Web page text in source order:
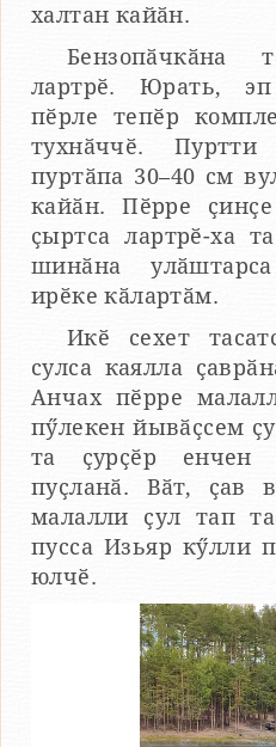
халтан кайӑн.
Бензопӑчкӑна
лартрӗ. Юрать,
пӗрле тепӗр
тухнӑччӗ.
пуртӑпа 30–40 см
кайӑн. Пӗрре
ҫыртса лартрӗ-ха
шинӑна
ирӗке кӑлартӑм.
Икӗ сехет
сулса каялла
Анчах пӗрре
пӳлекен йывӑҫсем
та ҫурҫӗр енчен
пуҫланӑ. Вӑт, ҫав
малалли ҫул тап
пусса Изьяр кӳлли
юлчӗ.